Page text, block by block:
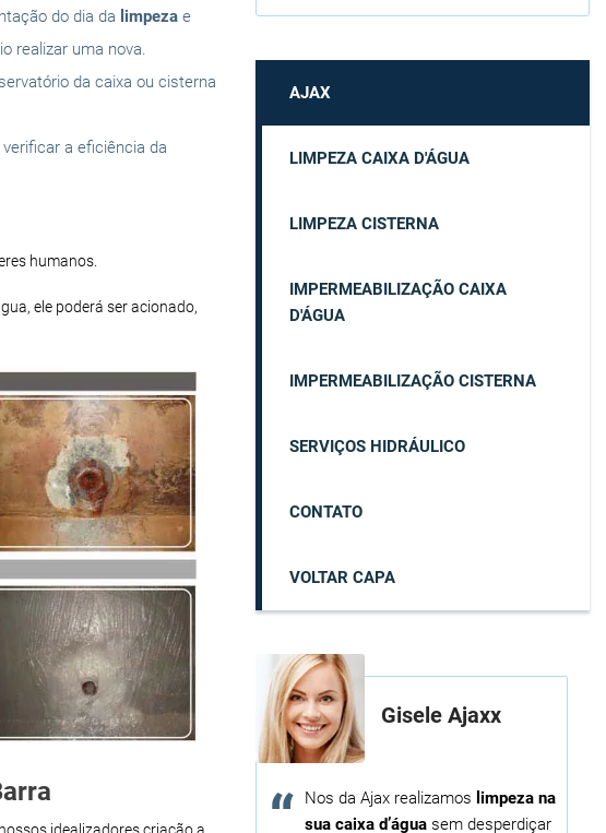
do dia da limpeza e
realizar uma nova.
da caixa ou cisterna
verificar a eficiência da
humanos.
ele poderá ser acionado,
AJAX
LIMPEZA CAIXA D'ÁGUA
LIMPEZA CISTERNA
IMPERMEABILIZAÇÃO CAIXA
D'ÁGUA
IMPERMEABILIZAÇÃO CISTERNA
SERVIÇOS HIDRÁULICO
CONTATO
VOLTAR CAPA
Gisele Ajaxx
Nos da Ajax realizamos limpeza na
sua caixa d’água sem desperdiçar